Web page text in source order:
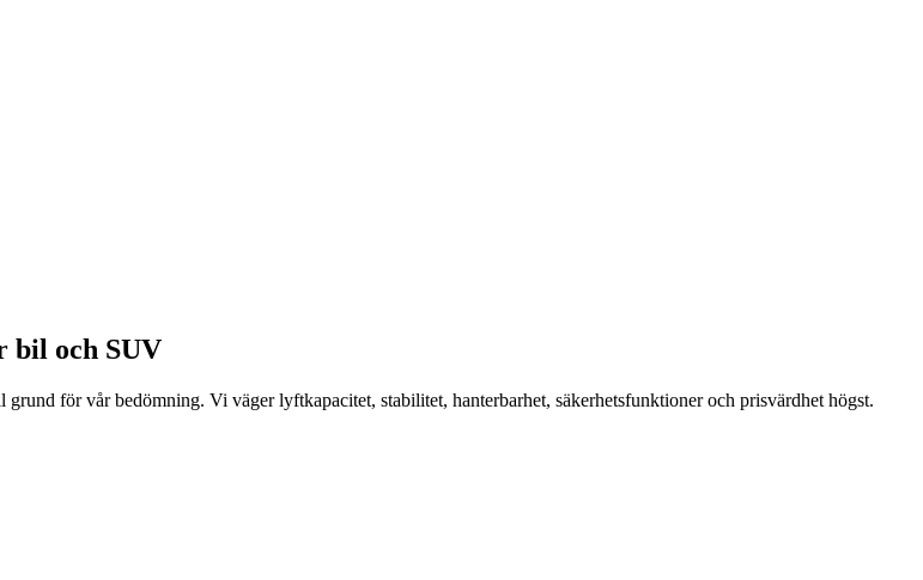
bil och SUV
för vår bedömning. Vi väger lyftkapacitet, stabilitet, hanterbarhet, säkerhetsfunktioner och prisvärdhet högst.